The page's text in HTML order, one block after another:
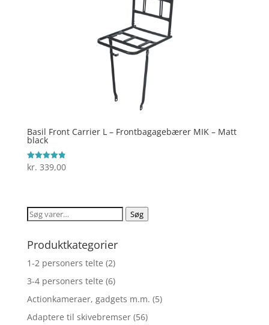
Basil Front Carrier L – Frontbagagebærer MIK – Matt
black
Vurderet
4.9
kr. 339,00
Søg
Søg
Produktkategorier
1-2 personers telte (2)
3-4 personers telte (6)
Actionkameraer, gadgets m.m. (5)
Adaptere til skivebremser (56)